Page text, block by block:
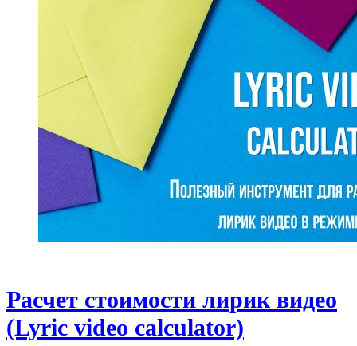
Расчет стоимости лирик видео
(Lyric video calculator)